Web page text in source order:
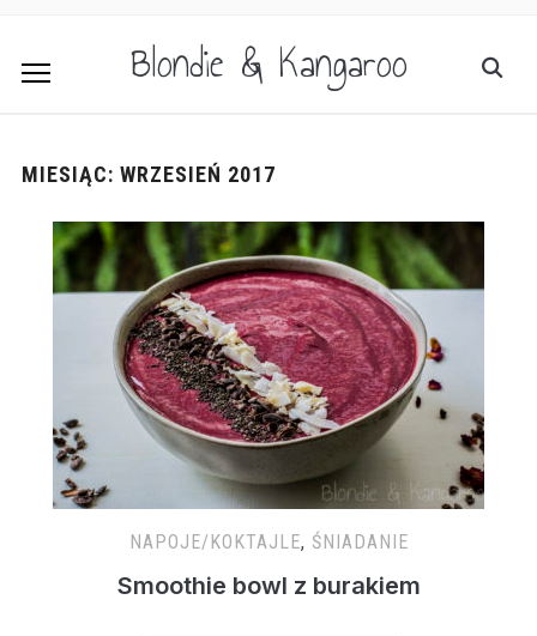
Blondie & Kangaroo
MIESIĄC: WRZESIEŃ 2017
NAPOJE/KOKTAJLE, ŚNIADANIE
Smoothie bowl z burakiem